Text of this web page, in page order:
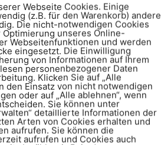
Aber dann
der größte
bringen,
Webseite Cookies. Einige
(z.B. für den Warenkorb) andere
Die nicht-notwendigen Cookies
unseres Online-
Webseitenfunktionen und werden
eingesetzt. Die Einwilligung
von Informationen auf Ihrem
personenbezogener Daten
Klicken Sie auf „Alle
den Einsatz von nicht notwendigen
oder auf „Alle ablehnen“, wenn
Sie können unter
detaillierte Informationen der
Arten von Cookies erhalten und
aufrufen. Sie können die
aufrufen und Cookies auch